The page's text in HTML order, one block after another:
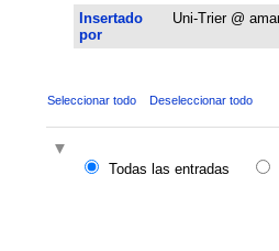
Insertado
por
Uni-Trier @
Seleccionar todo Deseleccionar todo
Todas las entradas